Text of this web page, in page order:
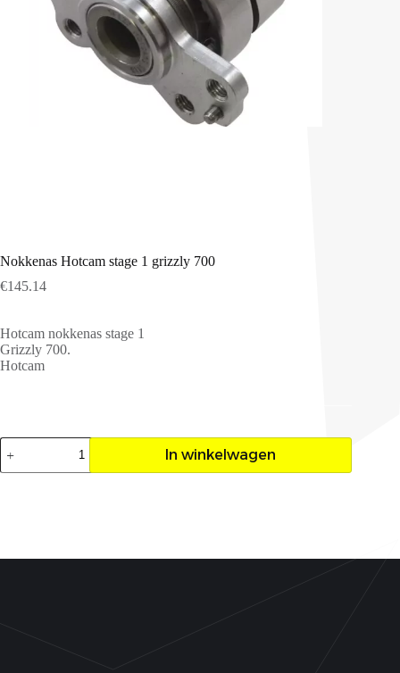
Nokkenas Hotcam stage 1 grizzly 700
€145.14
Hotcam nokkenas stage 1
Grizzly 700.
Hotcam
Nokkenas
Hotcam
stage
In winkelwagen